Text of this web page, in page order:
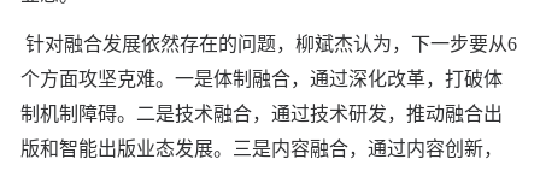
针对融合发展依然存在的问题，柳斌杰认为，下一步要从6
个方面攻坚克难。一是体制融合，通过深化改革，打破体
制机制障碍。二是技术融合，通过技术研发，推动融合出
版和智能出版业态发展。三是内容融合，通过内容创新，